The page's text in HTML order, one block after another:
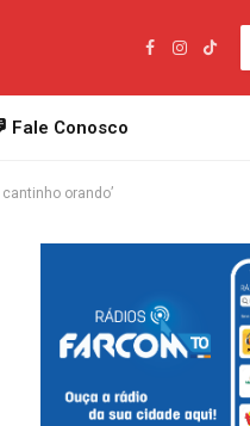
Facebook
Instagram
TikTok
Fale Conosco
orando’